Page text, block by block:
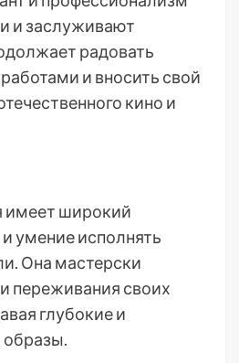
и заслуживают
радовать
и вносить свой
кино и
имеет широкий
умение исполнять
Она мастерски
переживания своих
глубокие и